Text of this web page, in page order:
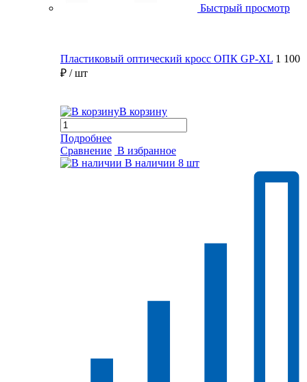
Быстрый просмотр
Пластиковый оптический кросс ОПК GP-XL 1 100
₽ / шт
В корзину
Подробнее
Сравнение В избранное
В наличии 8 шт